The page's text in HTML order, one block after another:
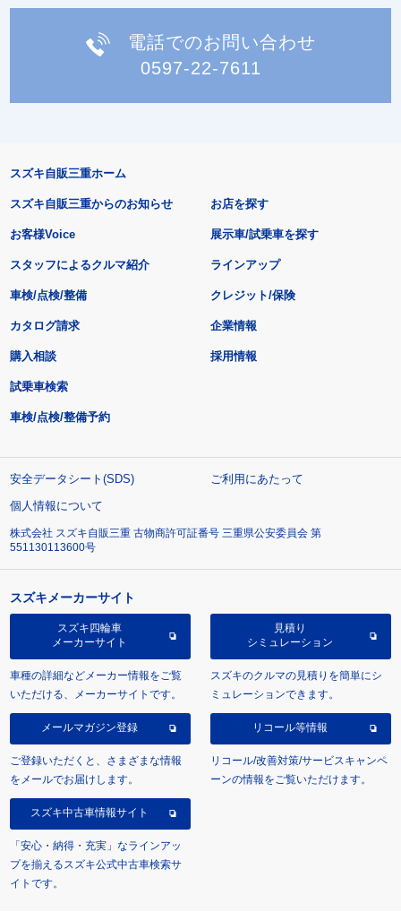
電話でのお問い合わせ
0597-22-7611
スズキ自販三重ホーム
スズキ自販三重からのお知らせ
お客様Voice
スタッフによるクルマ紹介
お店を探す
展示車/試乗車を探す
ラインアップ
車検/点検/整備 クレジット/保険
カタログ請求
購入相談
試乗車検索
車検/点検/整備予約
企業情報
採用情報
安全データシート(SDS)
ご利用にあたって
個人情報について
株式会社 スズキ自販三重 古物商許可証番号 三重県公安委員会 第
551130113600号
スズキメーカーサイト
スズキ四輪車
メーカーサイト
車種の詳細などメーカー情報をご覧
いただける、メーカーサイトです。
見積り
シミュレーション
スズキのクルマの見積りを簡単にシ
ミュレーションできます。
メールマガジン登録
ご登録いただくと、さまざまな情報
をメールでお届けします。
リコール等情報
リコール/改善対策/サービスキャンペ
ーンの情報をご覧いただけます。
スズキ中古車情報サイト
「安心・納得・充実」なラインアッ
プを揃えるスズキ公式中古車検索サ
イトです。